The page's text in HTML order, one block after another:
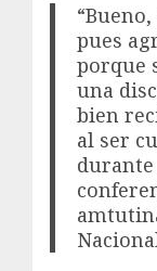
pues
porque
una
bien
al ser